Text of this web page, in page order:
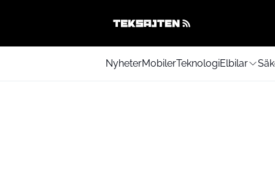
NyheterMobilerTeknologiElbilar